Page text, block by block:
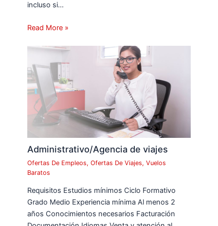
incluso si…
Read More »
Administrativo/Agencia de viajes
Ofertas De Empleos,Ofertas De Viajes,Vuelos
Baratos
Requisitos Estudios mínimos Ciclo Formativo
Grado Medio Experiencia mínima Al menos 2
años Conocimientos necesarios Facturación